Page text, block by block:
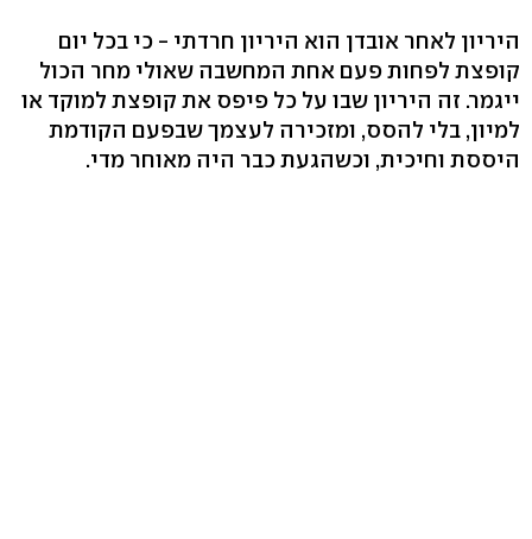
היריון לאחר אובדן הוא היריון חרדתי - כי בכל יום
קופצת לפחות פעם אחת המחשבה שאולי מחר הכול
ייגמר. זה היריון שבו על כל פיפס את קופצת למוקד או
למיון, בלי להסס, ומזכירה לעצמך שבפעם הקודמת
היססת וחיכית, וכשהגעת כבר היה מאוחר מדי.